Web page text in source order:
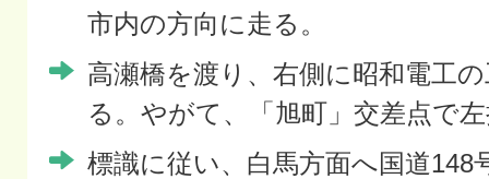
市内の方向に走る。
高瀬橋を渡り、右側に昭和電工
る。やがて、「旭町」交差点で
標識に従い、白馬方面へ国道148